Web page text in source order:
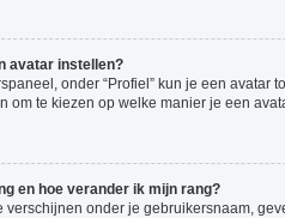
avatar instellen?
onder “Profiel” kun je een
om te kiezen op welke manier je een
en hoe verander ik mijn rang?
verschijnen onder je gebruikersnaam,